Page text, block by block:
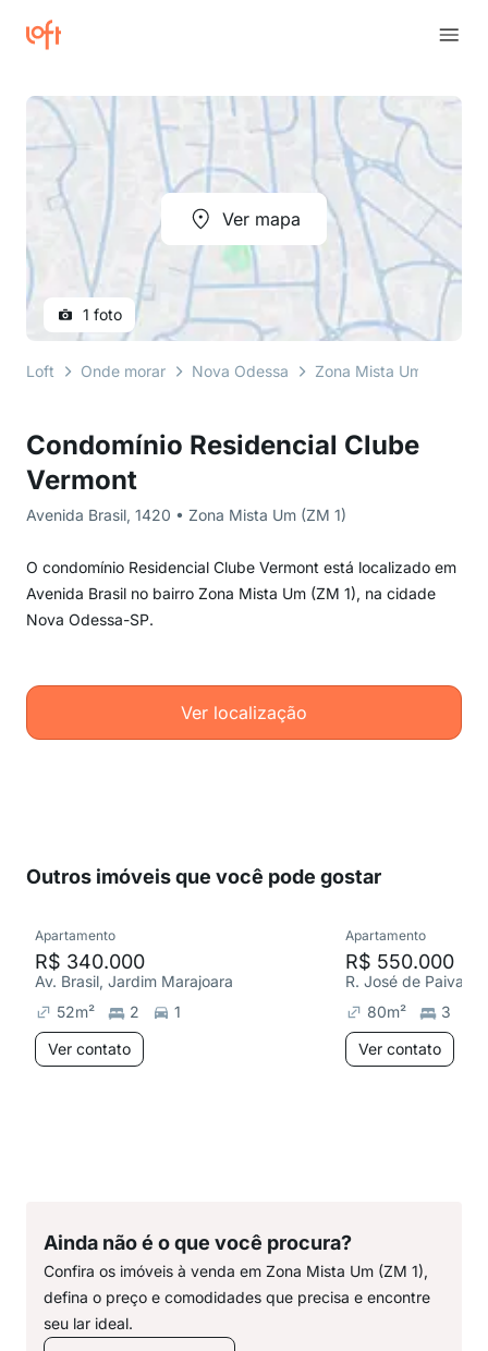
Condomínio Residencial Clube
Vermont
Avenida Brasil, 1420 • Zona Mista Um (ZM 1)
O condomínio Residencial Clube Vermont está localizado em
Avenida Brasil no bairro Zona Mista Um (ZM 1), na cidade
Nova Odessa-SP.
Ver localização
Ver mapa
1 foto
Loft Onde morar Nova Odessa Zona Mista Um (ZM 1)
Outros imóveis que você pode gostar
Apartamento
R$ 340.000
Av. Brasil, Jardim Marajoara
52m² 2
1
Ver contato
Apartamento
R$ 550.000
R. José de Paiva,
80m² 3
Ver contato
Ainda não é o que você procura?
Confira os imóveis à venda em Zona Mista Um (ZM 1),
defina o preço e comodidades que precisa e encontre
seu lar ideal.